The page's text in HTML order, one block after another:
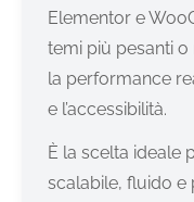
Elementor e
temi più pesanti
la performance
e l’accessibilità.
È la scelta ideale
scalabile, fluido e